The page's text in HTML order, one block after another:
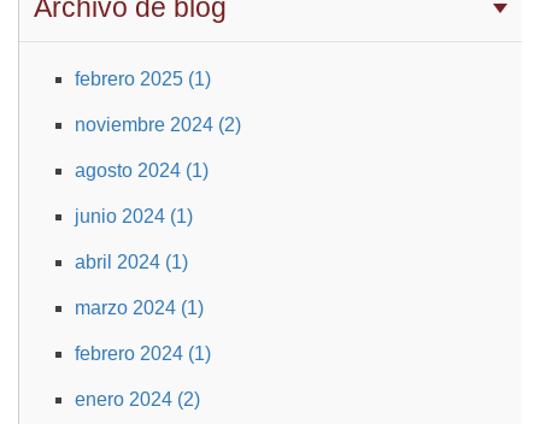
Archivo de blog
febrero 2025 (1)
noviembre 2024 (2)
agosto 2024 (1)
junio 2024 (1)
abril 2024 (1)
marzo 2024 (1)
febrero 2024 (1)
enero 2024 (2)